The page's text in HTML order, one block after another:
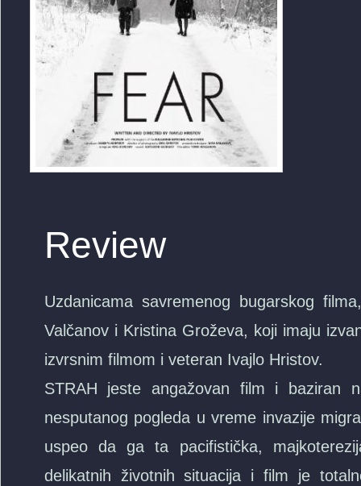
Review
Uzdanicama savremenog bugarskog
Valčanov i Kristina Groževa, koji imaju
izvrsnim filmom i veteran Ivajlo Hristov.
STRAH jeste angažovan film i baziran
nesputanog pogleda u vreme invazije
uspeo da ga ta pacifistička,
delikatnih životnih situacija i film je